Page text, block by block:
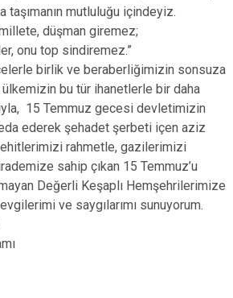
taşımanın mutluluğu içindeyiz.
düşman giremez;
onu top sindiremez.”
birlik ve beraberliğimizin sonsuza
bu tür ihanetlerle bir daha
15 Temmuz gecesi devletimizin
ederek şehadet şerbeti içen aziz
rahmetle, gazilerimizi
sahip çıkan 15 Temmuz’u
Değerli Keşaplı Hemşehrilerimize
ve saygılarımı sunuyorum.